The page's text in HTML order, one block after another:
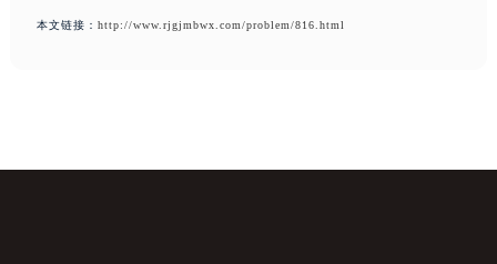
本文链接： http://www.rjgjmbwx.com/problem/816.html